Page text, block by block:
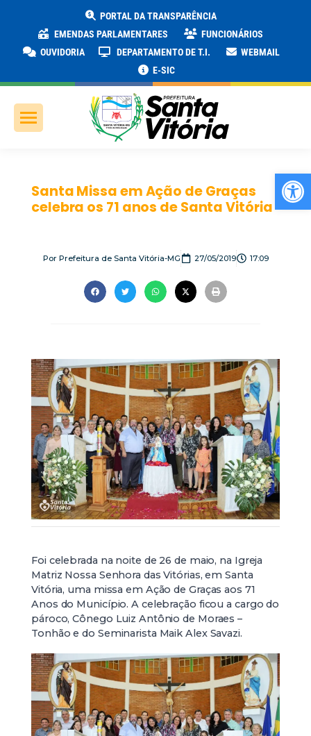
PORTAL DA TRANSPARÊNCIA
EMENDAS PARLAMENTARES
FUNCIONÁRIOS
OUVIDORIA
DEPARTAMENTO DE T.I.
WEBMAIL
E-SIC
Santa Missa em Ação de Graças
celebra os 71 anos de Santa Vitória
PorPrefeitura de Santa Vitória-MG 27/05/2019 17:09
Foi celebrada na noite de 26 de maio, na Igreja
Matriz Nossa Senhora das Vitórias, em Santa
Vitória, uma missa em Ação de Graças aos 71
Anos do Município. A celebração ficou a cargo do
pároco, Cônego Luiz Antônio de Moraes –
Tonhão e do Seminarista Maik Alex Savazi.